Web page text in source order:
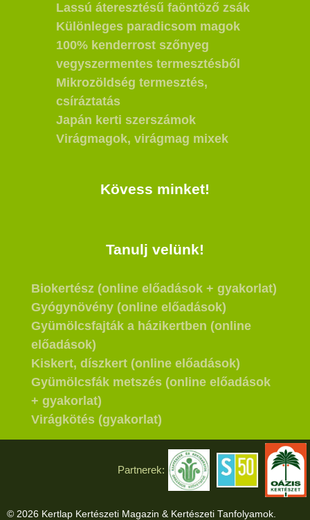
Lassú áteresztésű faöntöző zsák
Különleges paradicsom magok
100% kenderrost szőnyeg
vegyszermentes termesztésből
Mikrozöldség termesztés,
csíráztatás
Japán kerti szerszámok
Virágmagok, virágmag mixek
Kövess minket!
Tanulj velünk!
Biokertész (online előadások + gyakorlat)
Gyógynövény (online előadások)
Gyümölcsfajták a házikertben (online
előadások)
Kiskert, díszkert (online előadások)
Gyümölcsfák metszés (online előadások
+ gyakorlat)
Virágkötés (gyakorlat)
Partnerek:
© 2026 Kertlap Kertészeti Magazin & Kertészeti Tanfolyamok.